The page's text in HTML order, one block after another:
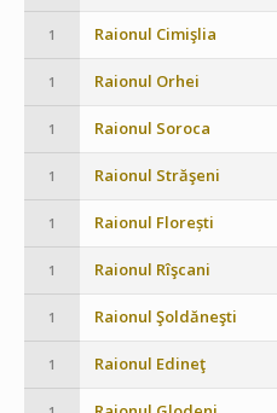
1 Raionul Cimişlia
1 Raionul Orhei
1 Raionul Soroca
1 Raionul Străşeni
1 Raionul Florești
1 Raionul Rîşcani
1 Raionul Şoldăneşti
1 Raionul Edineţ